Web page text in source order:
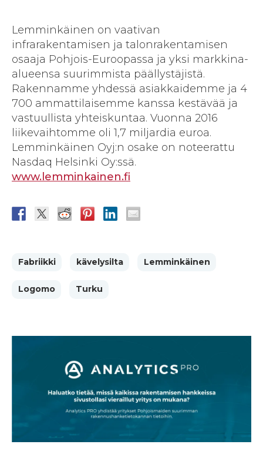
Lemminkäinen on vaativan
infrarakentamisen ja talonrakentamisen
osaaja Pohjois-Euroopassa ja yksi markkina-
alueensa suurimmista päällystäjistä.
Rakennamme yhdessä asiakkaidemme ja 4
700 ammattilaisemme kanssa kestävää ja
vastuullista yhteiskuntaa. Vuonna 2016
liikevaihtomme oli 1,7 miljardia euroa.
Lemminkäinen Oyj:n osake on noteerattu
Nasdaq Helsinki Oy:ssä.
www.lemminkainen.fi
Fabriikki kävelysilta Lemminkäinen
Logomo Turku